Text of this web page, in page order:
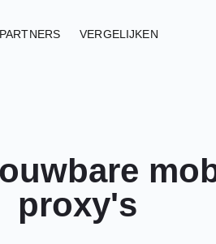
PARTNERS VERGELIJKEN
proxy's